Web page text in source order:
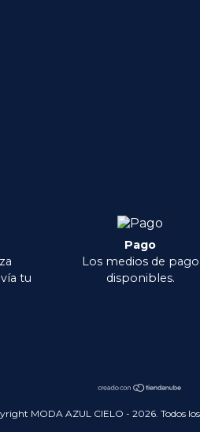
tu
Pago
Los medios de pago
disponibles.
MODA AZUL CIELO - 2026. Todos los